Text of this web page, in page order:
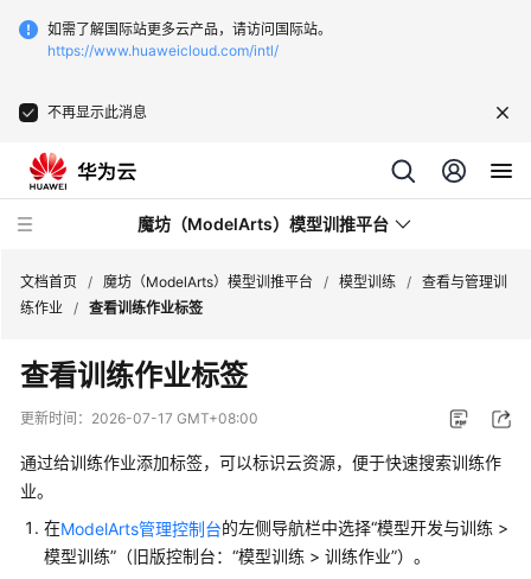
如需了解国际站更多云产品，请访问国际站。
https://www.huaweicloud.com/intl/
不再显示此消息
魔坊（ModelArts）模型训推平台
最
新
动
务
公
告
文档首页 / 魔坊（ModelArts）模型训推平台 / 模型训练 / 查看与管理训
练作业 / 查看训练作业标签
查看训练作业标签
更新时间： 2026-07-17 GMT+08:00
通过给训练作业添加标签，可以标识云资源，便于快速搜索训练作
业。
在ModelArts管理控制台的左侧导航栏中选择“模型开发与训练 >
模型训练” （旧版控制台： “模型训练 > 训练作业”）。